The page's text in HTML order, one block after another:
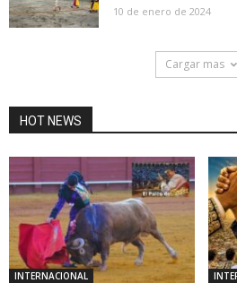
10 de enero de 2024
Cargar mas
HOT NEWS
INTERNACIONAL